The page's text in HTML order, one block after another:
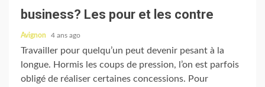
business? Les pour et les contre
Avignon 4 ans ago
Travailler pour quelqu’un peut devenir pesant à la
longue. Hormis les coups de pression, l’on est parfois
obligé de réaliser certaines concessions. Pour